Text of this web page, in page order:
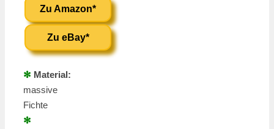
Zu Amazon*
Zu eBay*
✻ Material:
massive
Fichte
✻